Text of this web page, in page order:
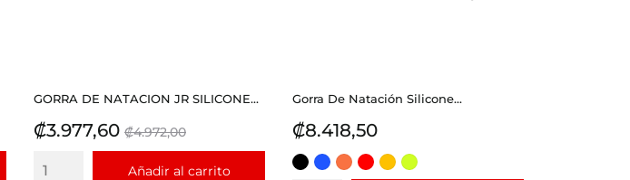
GORRA DE NATACION JR SILICONE...
Precio
₡3.977,60 Precio
base
₡4.972,00
Añadir al carrito
Gorra De Natación Silicone...
Precio
₡8.418,50
NEGRO
AZULCORAL
ROJODORADO
LIMA